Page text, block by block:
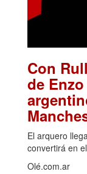
Con
de
El arquero
convertirá en
Olé.com.ar